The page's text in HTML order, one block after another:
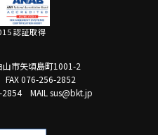
認証取得
市矢頃島町1001-2
FAX 076-256-2852
2854
MAIL sus@bkt.jp